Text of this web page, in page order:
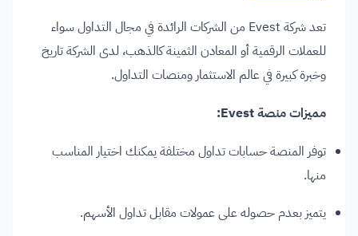
تعد شركة Evest من الشركات الرائدة في مجال التداول سواء
للعملات الرقمية أو المعادن الثمينة كالذهب، لدى الشركة تاريخ
وخبرة كبيرة في عالم الاستثمار ومنصات التداول.
مميزات منصة Evest:
توفر المنصة حسابات تداول مختلفة يمكنك اختيار المناسب
منها.
يتميز بعدم حصوله على عمولات مقابل تداول الأسهم.